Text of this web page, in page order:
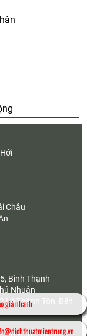
Châu
Bình Thạnh
Nhuận
Lê Thánh Tôn, Bến
giá nhanh